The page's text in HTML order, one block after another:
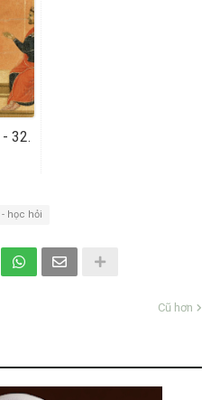
32.
học hỏi
Cũ hơn